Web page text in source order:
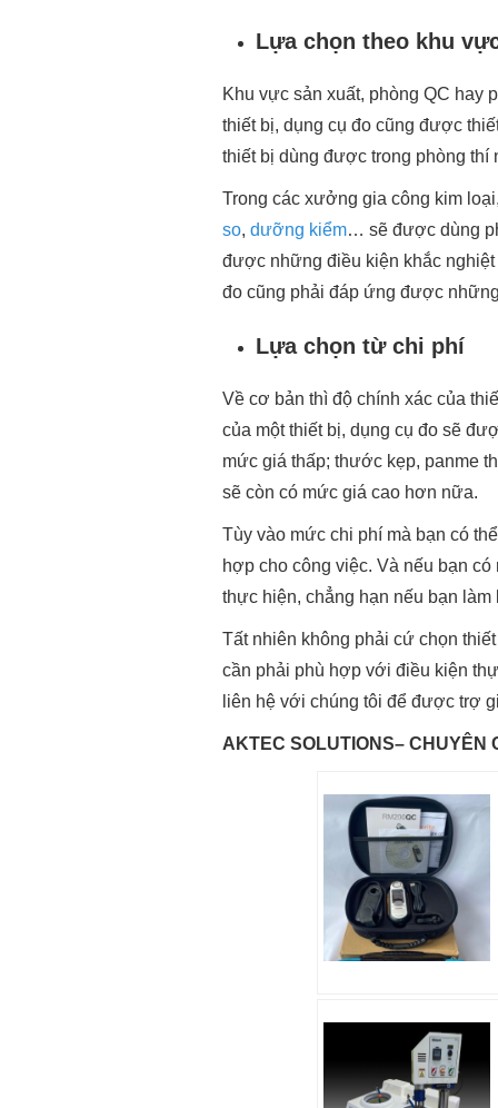
Lựa chọn theo khu
Khu vực sản xuất, phòng QC hay
thiết bị, dụng cụ đo cũng được
thiết bị dùng được trong phòng thí
Trong các xưởng gia công kim
so, dưỡng kiểm… sẽ được dùng
được những điều kiện khắc
đo cũng phải đáp ứng được
Lựa chọn từ chi phí
Về cơ bản thì độ chính xác của
của một thiết bị, dụng cụ đo sẽ
mức giá thấp; thước kẹp, panme
sẽ còn có mức giá cao hơn nữa.
Tùy vào mức chi phí mà bạn có
hợp cho công việc. Và nếu bạn
thực hiện, chẳng hạn nếu bạn
Tất nhiên không phải cứ chọn
cần phải phù hợp với điều kiện
liên hệ với chúng tôi để được trợ
AKTEC SOLUTIONS– CHUYÊN